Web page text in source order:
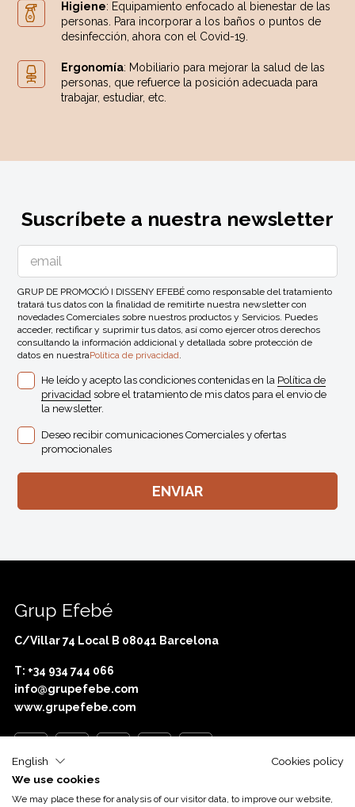
Higiene: Equipamiento enfocado al bienestar de las
personas. Para incorporar a los baños o puntos de
desinfección, ahora con el Covid-19.
Ergonomía: Mobiliario para mejorar la salud de las
personas, que refuerce la posición adecuada para
trabajar, estudiar, etc.
Suscríbete a nuestra newsletter
GRUP DE PROMOCIÓ I DISSENY EFEBÉ como responsable del tratamiento
tratará tus datos con la finalidad de remitirte nuestra newsletter con
novedades Comerciales sobre nuestros productos y Servicios. Puedes
acceder, rectificar y suprimir tus datos, así como ejercer otros derechos
consultando la información addicional y detallada sobre protección de
datos en nuestraPolítica de privacidad
He leído y acepto las condiciones contenidas en la Política de
privacidad sobre el tratamiento de mis datos para el envio de
la newsletter.
Deseo recibir comunicaciones Comerciales y ofertas
promocionales
Grup Efebé
C/Villar 74 Local B 08041 Barcelona
T: +34 934 744 066
info@grupefebe.com
www.grupefebe.com
Con el apoyo deAcció
English
Cookies policy
We use cookies
We may place these for analysis of our visitor data, to improve our website,